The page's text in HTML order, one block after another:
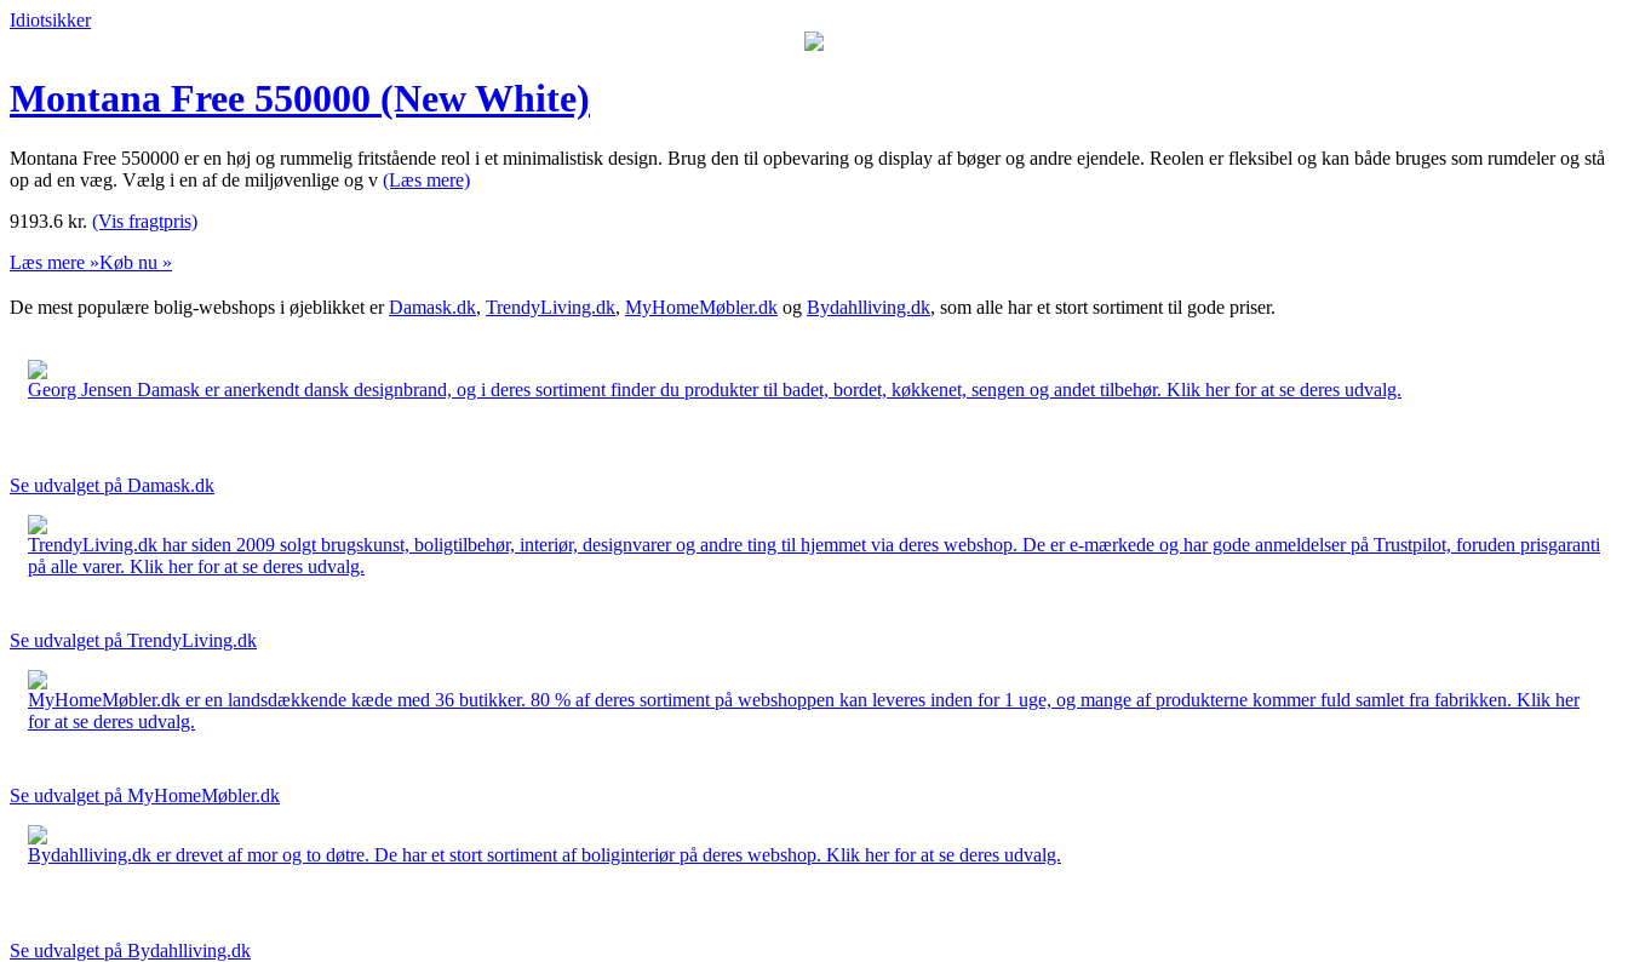
Idiotsikker
Montana Free 550000 (New White)
Montana Free 550000 er en høj og rummelig fritstående reol i et minimalistisk design. Brug den til opbevaring og display af bøger og andre ejendele. Reolen er fleksibel og kan både bruges som rumdeler og stå
op ad en væg. Vælg i en af de miljøvenlige og v (Læs mere)
9193.6 kr. (Vis fragtpris)
Læs mere »Køb nu »
De mest populære bolig-webshops i øjeblikket erDamask.dk, TrendyLiving.dk, MyHomeMøbler.dk og Bydahlliving.dk, som alle har et stort sortiment til gode priser.
Georg Jensen Damask er anerkendt dansk designbrand, og i deres sortiment finder du produkter til badet, bordet, køkkenet, sengen og andet tilbehør. Klik her for at se deres udvalg.
Se udvalget på Damask.dk
TrendyLiving.dk har siden 2009 solgt brugskunst, boligtilbehør, interiør, designvarer og andre ting til hjemmet via deres webshop. De er e-mærkede og har gode anmeldelser på Trustpilot, foruden prisgaranti
på alle varer. Klik her for at se deres udvalg.
Se udvalget på TrendyLiving.dk
MyHomeMøbler.dk er en landsdækkende kæde med 36 butikker. 80 % af deres sortiment på webshoppen kan leveres inden for 1 uge, og mange af produkterne kommer fuld samlet fra fabrikken. Klik her
for at se deres udvalg.
Se udvalget på MyHomeMøbler.dk
Bydahlliving.dk er drevet af mor og to døtre. De har et stort sortiment af boliginteriør på deres webshop. Klik her for at se deres udvalg.
Se udvalget på Bydahlliving.dk